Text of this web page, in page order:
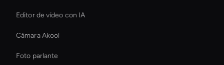
Editor de vídeo con IA
Cámara Akool
Foto parlante